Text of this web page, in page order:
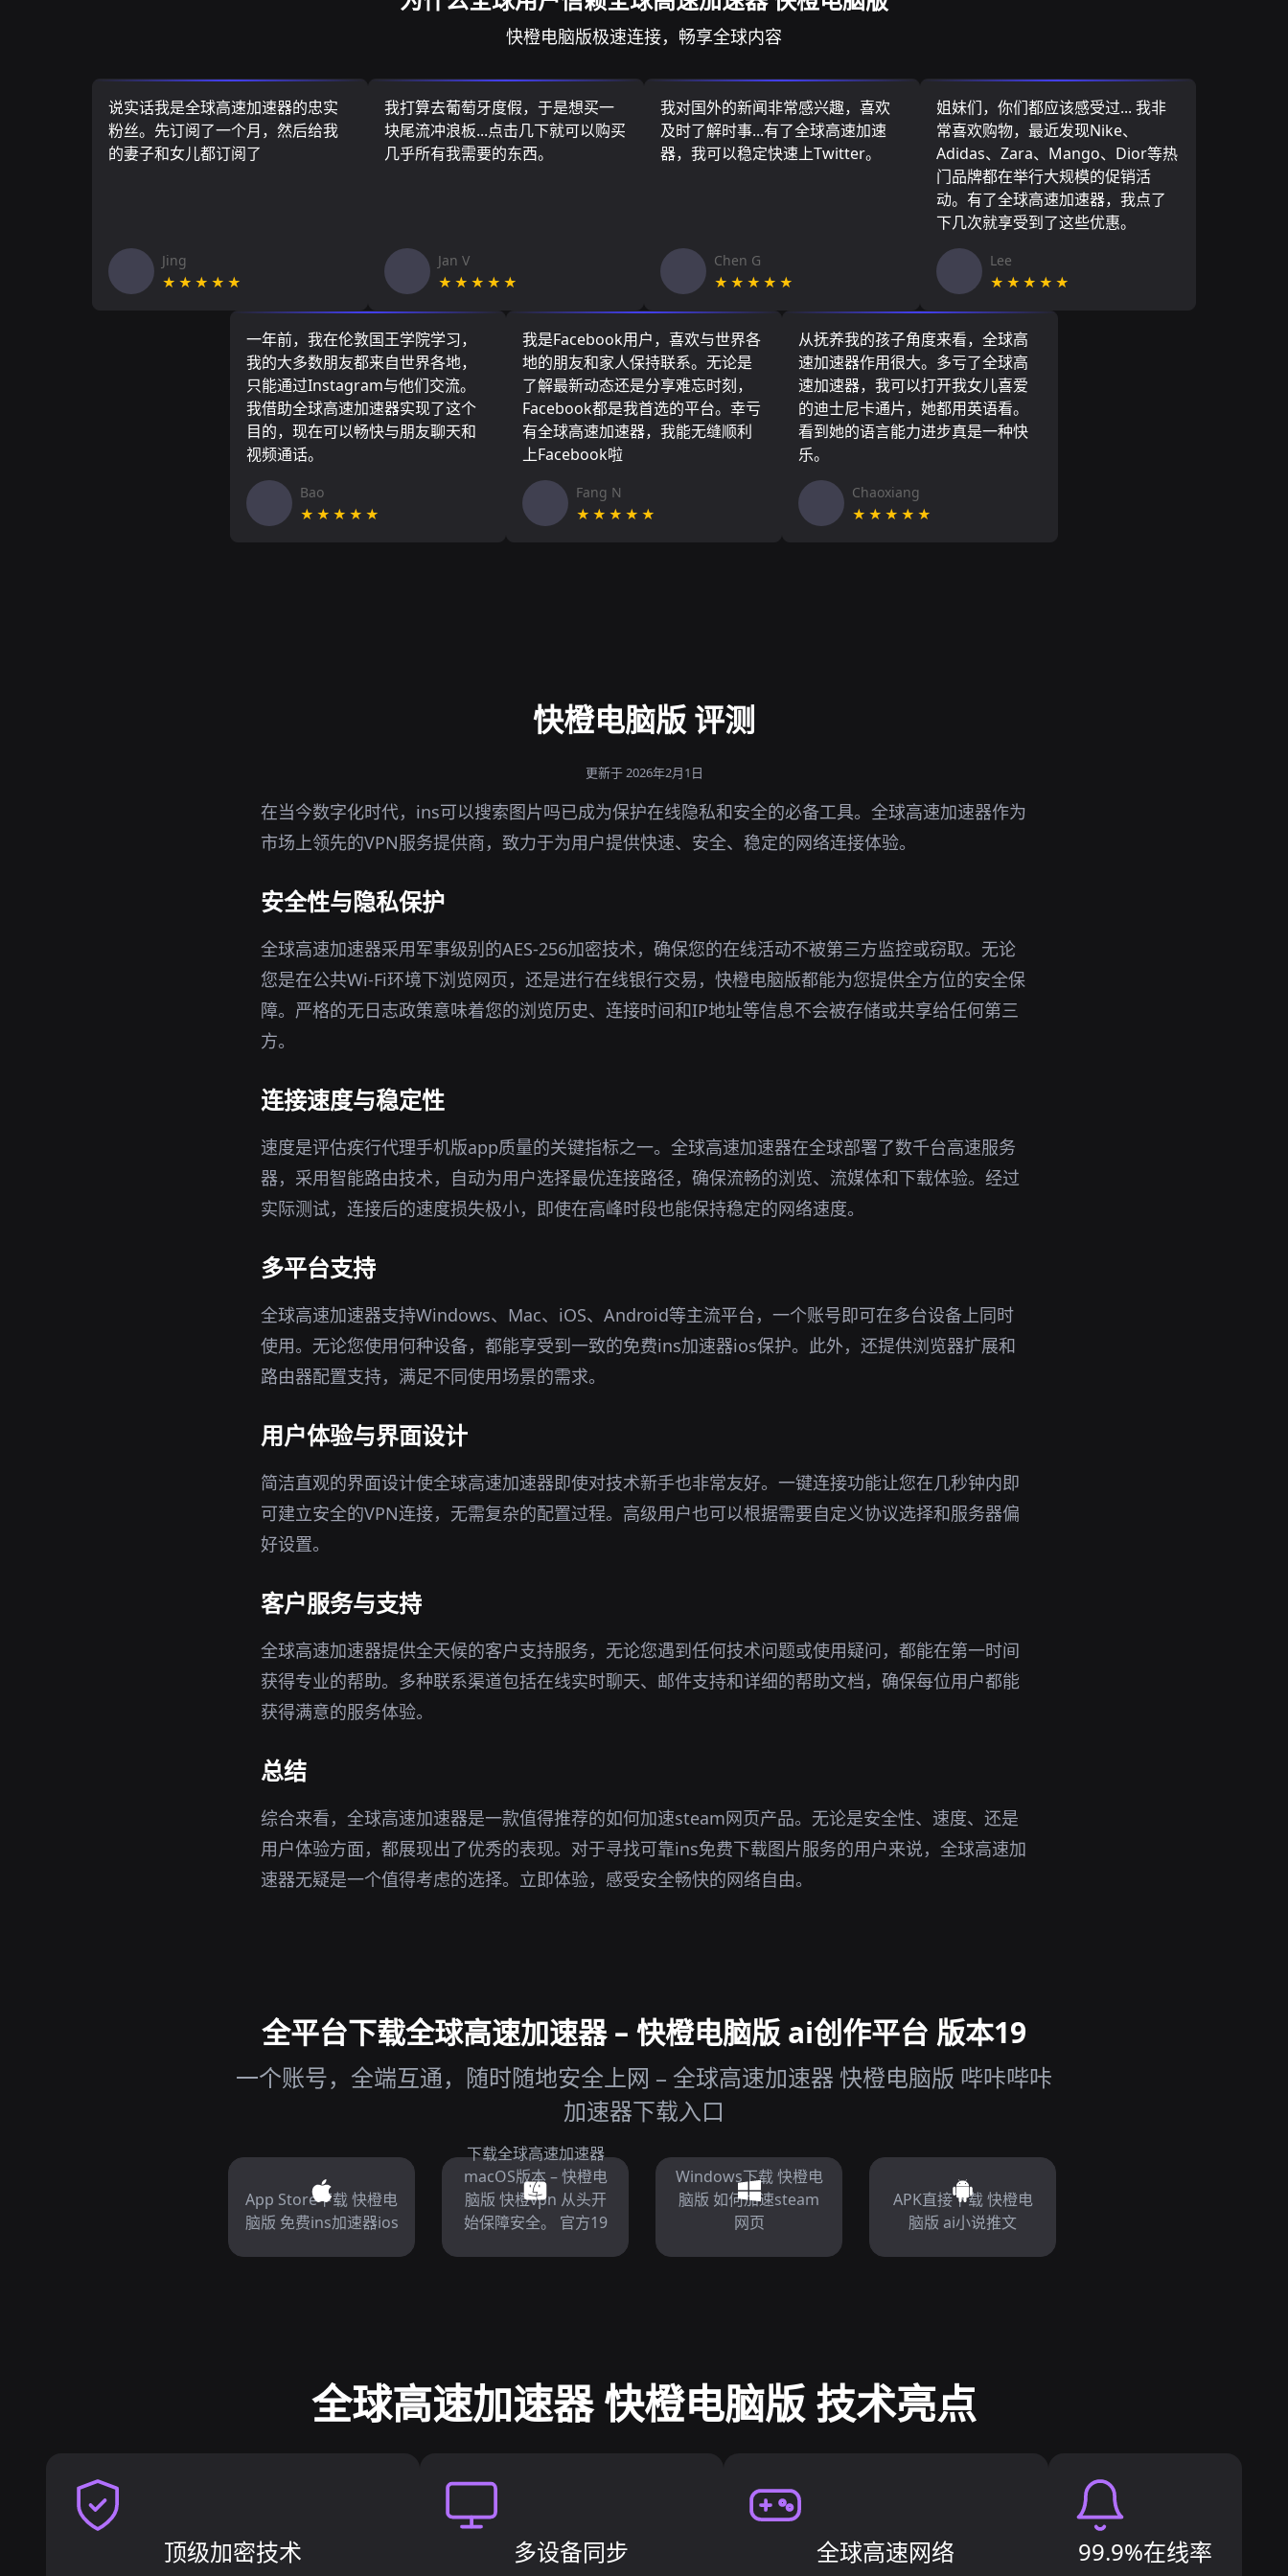
快橙电脑版极速连接，畅享全球内容
说实话我是全球高速加速器的忠实
粉丝。先订阅了一个月，然后给我
的妻子和女儿都订阅了
Jing
★★★★★
我打算去葡萄牙度假，于是想买一
块尾流冲浪板...点击几下就可以购买
几乎所有我需要的东西。
Jan V
★★★★★
我对国外的新闻非常感兴趣，喜欢
及时了解时事...有了全球高速加速
器，我可以稳定快速上Twitter。
Chen G
★★★★★
姐妹们，你们都应该感受过... 我非
常喜欢购物，最近发现Nike、
Adidas、Zara、Mango、Dior等热
门品牌都在举行大规模的促销活
动。有了全球高速加速器，我点了
下几次就享受到了这些优惠。
Lee
★★★★★
一年前，我在伦敦国王学院学习，
我的大多数朋友都来自世界各地，
只能通过Instagram与他们交流。
我借助全球高速加速器实现了这个
目的，现在可以畅快与朋友聊天和
视频通话。
Bao
★★★★★
我是Facebook用户，喜欢与世界各
地的朋友和家人保持联系。无论是
了解最新动态还是分享难忘时刻，
Facebook都是我首选的平台。幸亏
有全球高速加速器，我能无缝顺利
上Facebook啦
Fang N
★★★★★
从抚养我的孩子角度来看，全球高
速加速器作用很大。多亏了全球高
速加速器，我可以打开我女儿喜爱
的迪士尼卡通片，她都用英语看。
看到她的语言能力进步真是一种快
乐。
Chaoxiang
★★★★★
快橙电脑版 评测
更新于 2026年2月1日
在当今数字化时代，ins可以搜索图片吗已成为保护在线隐私和安全的必备工具。全球高速加速器作为
市场上领先的VPN服务提供商，致力于为用户提供快速、安全、稳定的网络连接体验。
安全性与隐私保护
全球高速加速器采用军事级别的AES-256加密技术，确保您的在线活动不被第三方监控或窃取。无论
您是在公共Wi-Fi环境下浏览网页，还是进行在线银行交易，快橙电脑版都能为您提供全方位的安全保
障。严格的无日志政策意味着您的浏览历史、连接时间和IP地址等信息不会被存储或共享给任何第三
方。
连接速度与稳定性
速度是评估疾行代理手机版app质量的关键指标之一。全球高速加速器在全球部署了数千台高速服务
器，采用智能路由技术，自动为用户选择最优连接路径，确保流畅的浏览、流媒体和下载体验。经过
实际测试，连接后的速度损失极小，即使在高峰时段也能保持稳定的网络速度。
多平台支持
全球高速加速器支持Windows、Mac、iOS、Android等主流平台，一个账号即可在多台设备上同时
使用。无论您使用何种设备，都能享受到一致的免费ins加速器ios保护。此外，还提供浏览器扩展和
路由器配置支持，满足不同使用场景的需求。
用户体验与界面设计
简洁直观的界面设计使全球高速加速器即使对技术新手也非常友好。一键连接功能让您在几秒钟内即
可建立安全的VPN连接，无需复杂的配置过程。高级用户也可以根据需要自定义协议选择和服务器偏
好设置。
客户服务与支持
全球高速加速器提供全天候的客户支持服务，无论您遇到任何技术问题或使用疑问，都能在第一时间
获得专业的帮助。多种联系渠道包括在线实时聊天、邮件支持和详细的帮助文档，确保每位用户都能
获得满意的服务体验。
总结
综合来看，全球高速加速器是一款值得推荐的如何加速steam网页产品。无论是安全性、速度、还是
用户体验方面，都展现出了优秀的表现。对于寻找可靠ins免费下载图片服务的用户来说，全球高速加
速器无疑是一个值得考虑的选择。立即体验，感受安全畅快的网络自由。
全平台下载全球高速加速器 – 快橙电脑版 ai创作平台 版本19
一个账号，全端互通，随时随地安全上网 – 全球高速加速器 快橙电脑版 哔咔哔咔
加速器下载入口
App Store下载 快橙电
脑版 免费ins加速器ios
下载全球高速加速器
macOS版本 – 快橙电
脑版 快橙vpn 从头开
始保障安全。 官方19
Windows下载 快橙电
脑版 如何加速steam
网页
APK直接下载 快橙电
脑版 ai小说推文
全球高速加速器 快橙电脑版 技术亮点
顶级加密技术 多设备同步 全球高速网络 99.9%在线率